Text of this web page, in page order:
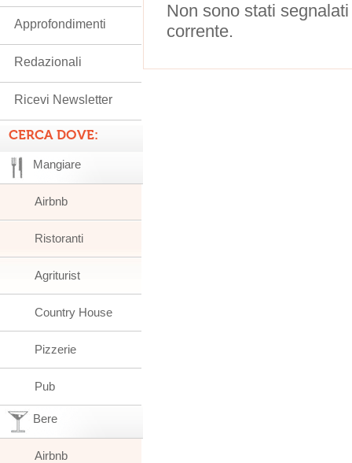
Non sono stati
corrente.
Approfondimenti
Redazionali
Ricevi Newsletter
CERCA DOVE:
Mangiare
Airbnb
Ristoranti
Agriturist
Country House
Pizzerie
Pub
Bere
Airbnb